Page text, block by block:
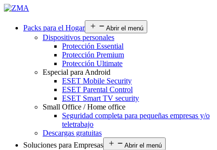
Packs para el Hogar Abrir el menú
Dispositivos personales
Protección Essential
Protección Premium
Protección Ultimate
Especial para Android
ESET Mobile Security
ESET Parental Control
ESET Smart TV security
Small Office / Home office
Seguridad completa para pequeñas empresas y/o
teletrabajo
Descargas gratuitas
Soluciones para Empresas
Abrir el menú